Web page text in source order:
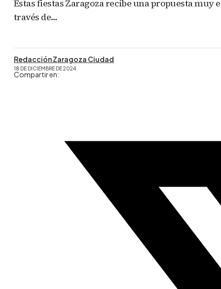
Estas fiestas Zaragoza recibe una propuesta muy
través de…
Redacción Zaragoza Ciudad
18 DE DICIEMBRE DE 2024
Compartir en: